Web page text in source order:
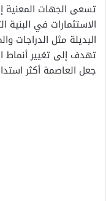
تسعى الجهات
الاستثمارات في البنية
البديلة مثل الدراجات
تهدف إلى تغيير أنماط
جعل العاصمة أكثر